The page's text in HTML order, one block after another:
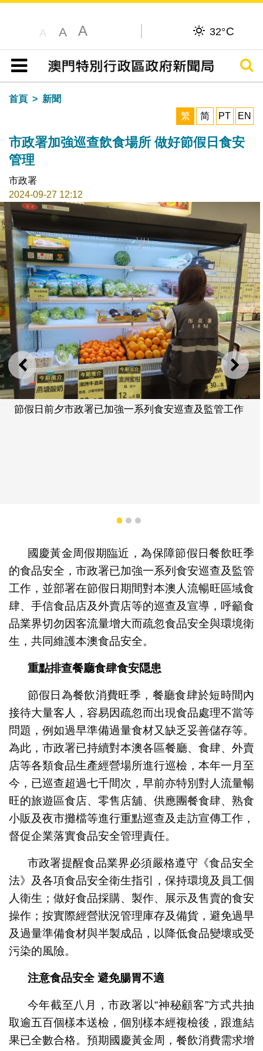
A A A 32°C
目錄
搜尋
首頁
新聞
繁
简 PT EN
市政署加強巡查飲食場所 做好節假日食安
管理
市政署
2024-09-27 12:12
上一則 下一
節假日前夕市政署已加強一系列食安巡查及監管工作
1 2 3
國慶黃金周假期臨近，為保障節假日餐飲旺季
的食品安全，市政署已加強一系列食安巡查及監管
工作，並部署在節假日期間對本澳人流暢旺區域食
肆、手信食品店及外賣店等的巡查及宣導，呼籲食
品業界切勿因客流量增大而疏忽食品安全與環境衛
生，共同維護本澳食品安全。
重點排查餐廳食肆食安隠患
節假日為餐飲消費旺季，餐廳食肆於短時間內
接待大量客人，容易因疏忽而出現食品處理不當等
問題，例如過早準備過量食材又缺乏妥善儲存等。
為此，市政署已持續對本澳各區餐廳、食肆、外賣
店等各類食品生產經營場所進行巡檢，本年一月至
今，已巡查超過七千間次，早前亦特別對人流量暢
旺的旅遊區食店、零售店舖、供應團餐食肆、熟食
小販及夜市攤檔等進行重點巡查及走訪宣傳工作，
督促企業落實食品安全管理責任。
市政署提醒食品業界必須嚴格遵守《食品安全
法》及各項食品安全衛生指引，保持環境及員工個
人衛生；做好食品採購、製作、展示及售賣的食安
操作；按實際經營狀況管理庫存及備貨，避免過早
及過量準備食材與半製成品，以降低食品變壞或受
污染的風險。
注意食品安全 避免腸胃不適
今年截至八月，市政署以“神秘顧客”方式共抽
取逾五百個樣本送檢，個別樣本經複檢後，跟進結
果已全數合格。預期國慶黃金周，餐飲消費需求增